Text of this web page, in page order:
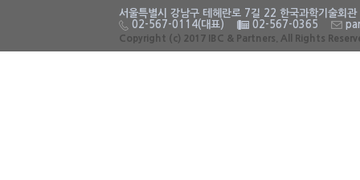
서울특별시 강남구 테헤란로 7길 22 한국과학기술회
02-567-0114(대표)
02-567-0365
Copyright (c) 2017 IBC & Partners. All Rights